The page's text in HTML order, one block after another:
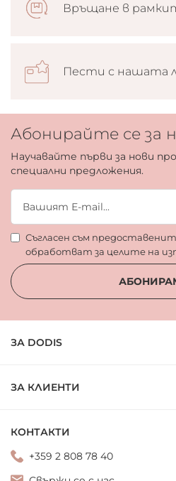
Връщане в
Пести с нашата
Абонирайте се за
Научавайте първи за нови
специални предложения.
Съгласен съм
обработват за целите на
ЗА DODIS
ЗА КЛИЕНТИ
КОНТАКТИ
+359 2 808 78 40